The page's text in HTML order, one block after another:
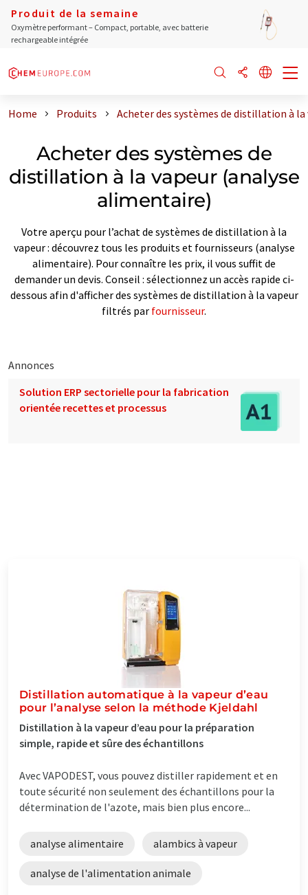
Produit de la semaine
Oxymètre performant – Compact, portable, avec batterie
rechargeable intégrée
Home Produits Acheter des systèmes de distillation à
Acheter des systèmes de
distillation à la vapeur (analyse
alimentaire)
Votre aperçu pour l’achat de systèmes de distillation à la
vapeur : découvrez tous les produits et fournisseurs (analyse
alimentaire). Pour connaître les prix, il vous suffit de
demander un devis. Conseil : sélectionnez un accès rapide ci-
dessous afin d'afficher des systèmes de distillation à la vapeur
filtrés par fournisseur.
Annonces
Solution ERP sectorielle pour la fabrication
orientée recettes et processus
Distillation automatique à la vapeur d’eau
pour l’analyse selon la méthode Kjeldahl
Distillation à la vapeur d’eau pour la préparation
simple, rapide et sûre des échantillons
Avec VAPODEST, vous pouvez distiller rapidement et en
toute sécurité non seulement des échantillons pour la
détermination de l'azote, mais bien plus encore...
analyse alimentaire alambics à vapeur
analyse de l'alimentation animale